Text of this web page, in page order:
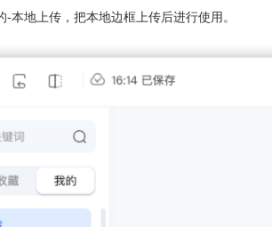
本地上传，把本地边框上传后进行使用。